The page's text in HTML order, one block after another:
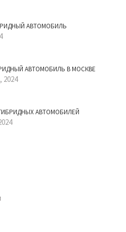
АВТОМОБИЛЬ
АВТОМОБИЛЬ В МОСКВЕ
2024
АВТОМОБИЛЕЙ